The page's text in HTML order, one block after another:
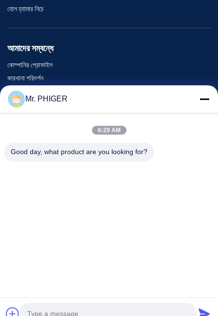
হোল হ্যামার নিচে
আমাদের সম্বন্ধে
কোম্পানির প্রোফাইল
কারখানা পরিদর্শন
গুণমান নিয়ন্ত্রণ
সাইট ম্যাপ
ঘটনা
Mr. PHIGER
6:29 AM
Good day, what product are you looking for?